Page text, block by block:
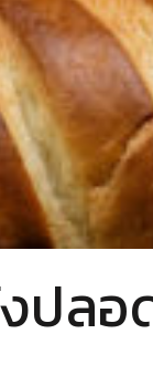
ปล